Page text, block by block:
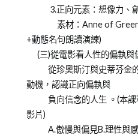
3.正向元素：想像力、創
素材：Anne of Green
+動態名句朗讀演練)
(三)從電影看人性的偏
從珍奧斯汀與史蒂芬金的
動機，認識正向偏執與
負向信念的人生 。(本課
影片)
A.傲慢與偏見B.理性與感